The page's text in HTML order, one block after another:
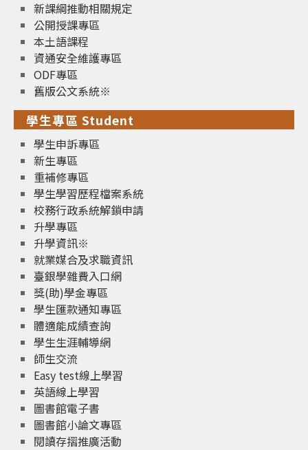
新課綱推動相關規定
公開授課專區
本土語課程
資通安全維護專區
ODF專區
舊版公文系統※
學生專區 Student
學生申訴專區
新生專區
重補修專區
學生學習歷程檔案系統
校務行政系統解鎖申請
升學專區
升學資訊※
就業媒合及求職資訊
臺銀學雜費入口網
獎(助)學金專區
學生匯款通知專區
體適能成績查詢
學生生涯輔導網
師生交流
Easy test線上學習
英語線上學習
圖書館電子書
圖書館小論文專區
閱讀存摺推廣活動